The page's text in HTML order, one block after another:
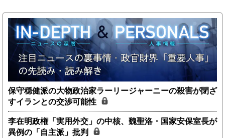
保守穏健派の大物政治家ラーリージャーニーの殺害が閉ざ
すイランとの交渉可能性
李在明政権「実用外交」の中核、魏聖洛・国家安保室長が
異例の「自主派」批判